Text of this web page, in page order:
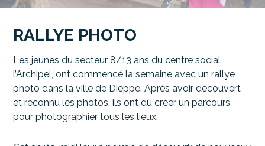
RALLYE PHOTO
Les jeunes du secteur 8/13 ans du centre social
l’Archipel, ont commencé la semaine avec un rallye
photo dans la ville de Dieppe. Après avoir découvert
et reconnu les photos, ils ont dû créer un parcours
pour photographier tous les lieux.